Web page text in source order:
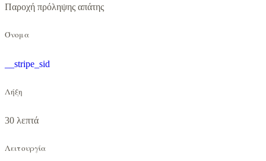
Παροχή πρόληψης απάτης
Όνομα
__stripe_sid
Λήξη
30 λεπτά
Λειτουργία